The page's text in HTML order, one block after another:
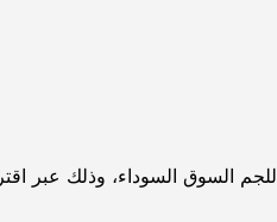
السوق السوداء، وذلك عبر